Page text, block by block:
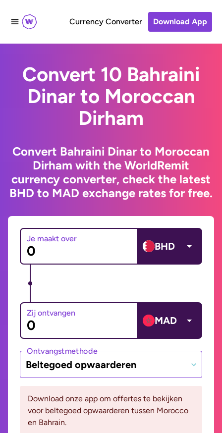
Currency Converter Download App
Convert 10 Bahraini
Dinar to Moroccan
Dirham
Convert Bahraini Dinar to Moroccan
Dirham with the WorldRemit
currency converter, check the latest
BHD to MAD exchange rates for free.
Je maakt over
BHD
Zij ontvangen
MAD
Ontvangstmethode
Beltegoed opwaarderen
Download onze app om offertes te bekijken
voor beltegoed opwaarderen tussen Morocco
en Bahrain.